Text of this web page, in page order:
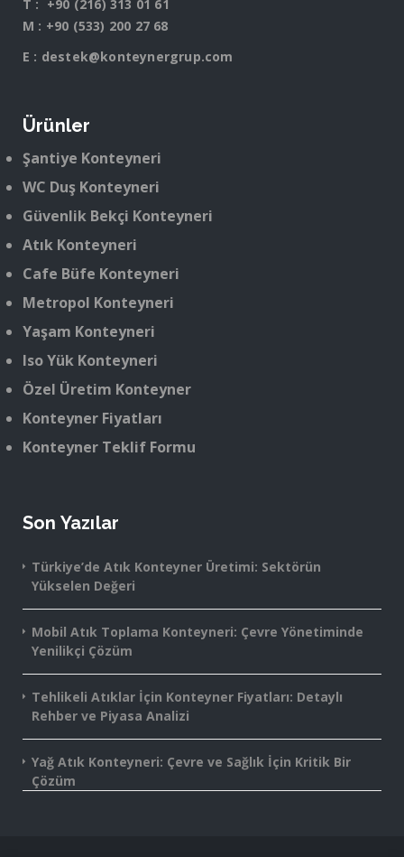
T : +90 (216) 313 01 61
M : +90 (533) 200 27 68
E : destek@konteynergrup.com
Ürünler
Şantiye Konteyneri
WC Duş Konteyneri
Güvenlik Bekçi Konteyneri
Atık Konteyneri
Cafe Büfe Konteyneri
Metropol Konteyneri
Yaşam Konteyneri
Iso Yük Konteyneri
Özel Üretim Konteyner
Konteyner Fiyatları
Konteyner Teklif Formu
Son Yazılar
Türkiye’de Atık Konteyner Üretimi: Sektörün
Yükselen Değeri
Mobil Atık Toplama Konteyneri: Çevre Yönetiminde
Yenilikçi Çözüm
Tehlikeli Atıklar İçin Konteyner Fiyatları: Detaylı
Rehber ve Piyasa Analizi
Yağ Atık Konteyneri: Çevre ve Sağlık İçin Kritik Bir
Çözüm